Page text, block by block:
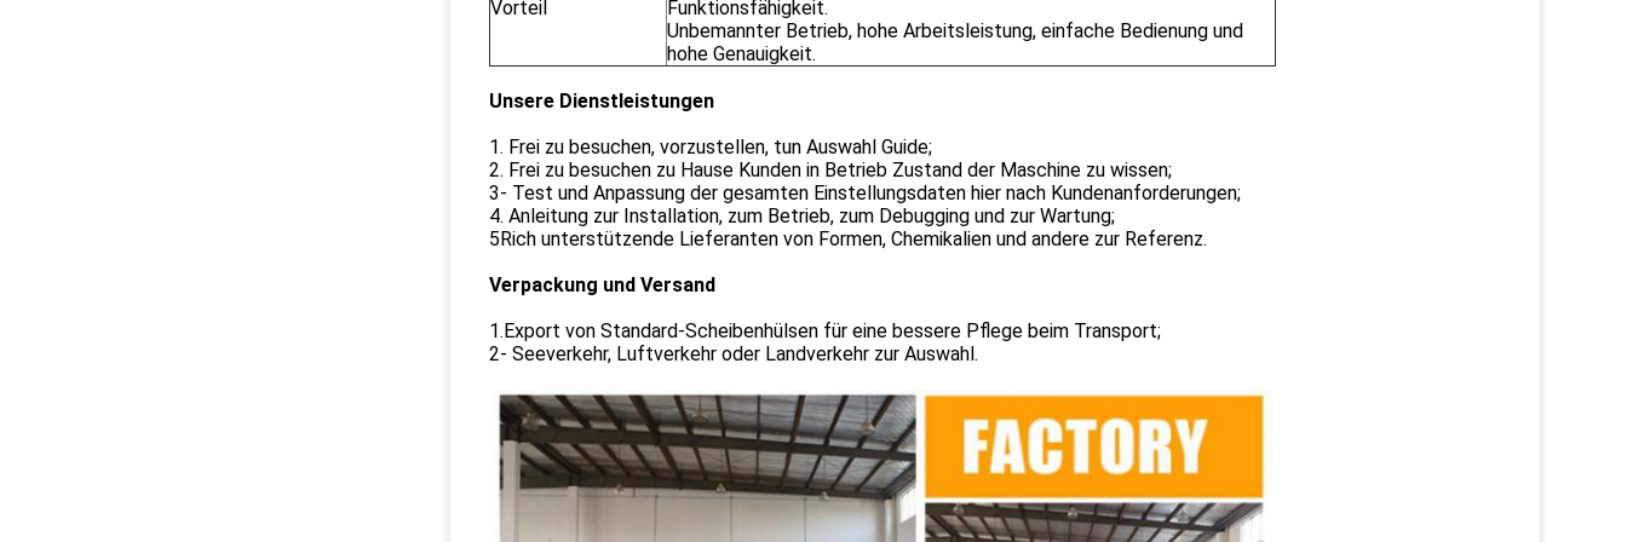
Vorteil
Funktionsfähigkeit.
Unbemannter Betrieb, hohe Arbeitsleistung, einfache Bedienung und
hohe Genauigkeit.
Unsere Dienstleistungen
1. Frei zu besuchen, vorzustellen, tun Auswahl Guide;
2. Frei zu besuchen zu Hause Kunden in Betrieb Zustand der Maschine zu wissen;
3- Test und Anpassung der gesamten Einstellungsdaten hier nach Kundenanforderungen;
4. Anleitung zur Installation, zum Betrieb, zum Debugging und zur Wartung;
5Rich unterstützende Lieferanten von Formen, Chemikalien und andere zur Referenz.
Verpackung und Versand
1.Export von Standard-Scheibenhülsen für eine bessere Pflege beim Transport;
2- Seeverkehr, Luftverkehr oder Landverkehr zur Auswahl.